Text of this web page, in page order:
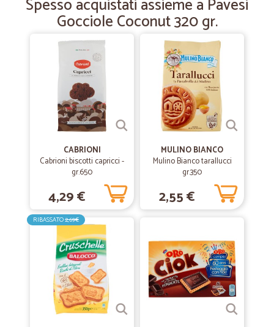
Spesso acquistati assieme a Pavesi
Gocciole Coconut 320 gr.
CABRIONI
Cabrioni biscotti capricci -
gr.650
4,29 €
MULINO BIANCO
Mulino Bianco tarallucci
gr.350
2,55 €
RIBASSATO2,69€